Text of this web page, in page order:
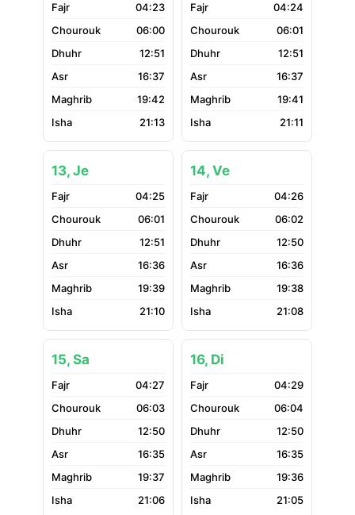
04:23
06:00
12:51
16:37
19:42
21:13
04:24
06:01
12:51
16:37
19:41
21:11
13, Je
04:25
06:01
12:51
16:36
19:39
21:10
14, Ve
04:26
06:02
12:50
16:36
19:38
21:08
15, Sa
04:27
06:03
12:50
16:35
19:37
21:06
16, Di
04:29
06:04
12:50
16:35
19:36
21:05